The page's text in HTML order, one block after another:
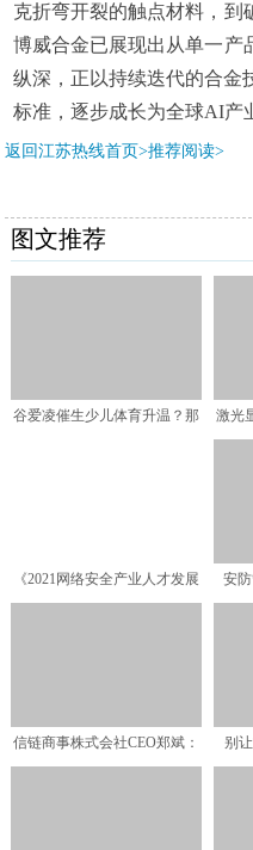
克折弯开裂的触点材料，到
博威合金已展现出从单一产
纵深，正以持续迭代的合金
标准，逐步成长为全球AI产
返回江苏热线首页>推荐阅读>
图文推荐
谷爱凌催生少儿体育升温？那
激光
《2021网络安全产业人才发展
安
信链商事株式会社CEO郑斌：
别